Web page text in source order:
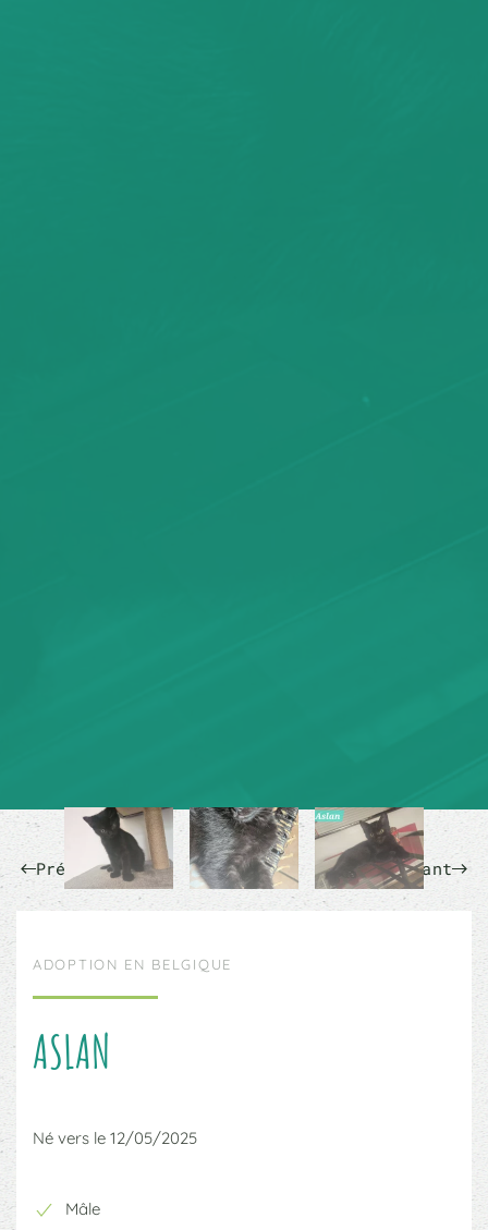
Précédent Suivant
ADOPTION EN BELGIQUE
ASLAN
Né vers le 12/05/2025
Mâle